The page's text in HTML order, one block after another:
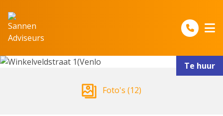
Te huur
Foto's (12)